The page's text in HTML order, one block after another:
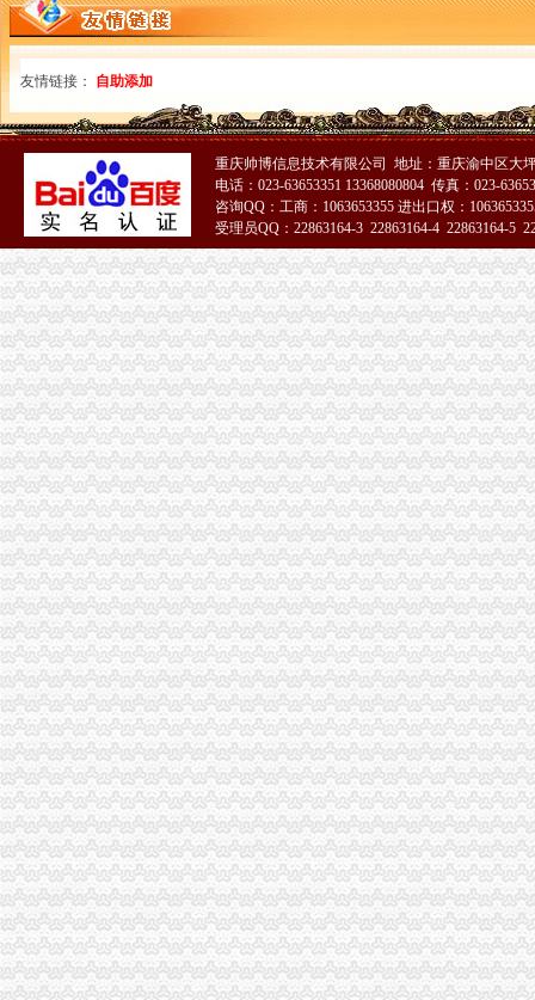
友情链接： 自助添加
重庆帅博信息技术有限公司 地址：重庆渝中区大
电话：023-63653351 13368080804 传真：023-
咨询QQ：工商：1063653355 进出口权：
受理员QQ：22863164-3 22863164-4 22863164-5
51La